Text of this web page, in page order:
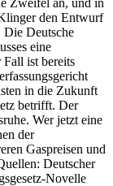
den Entwurf
Die Deutsche
eine
Fall ist bereits
in die Zukunft
betrifft. Der
Wer jetzt eine
der
Gaspreisen und
Deutscher
Novelle